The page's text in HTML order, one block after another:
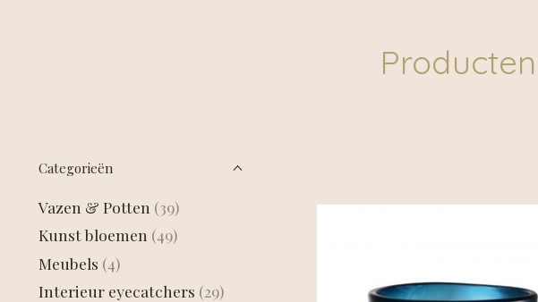
Categorieën
Vazen & Potten (39)
Kunst bloemen (49)
Meubels (4)
Interieur eyecatchers (29)